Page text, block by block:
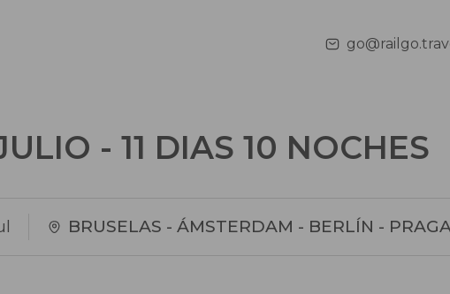
- 11 DIAS 10 NOCHES
BRUSELAS - ÁMSTERDAM - BERLÍN -